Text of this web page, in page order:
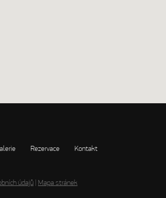
Rezervace Kontakt
údajů | Mapa stránek